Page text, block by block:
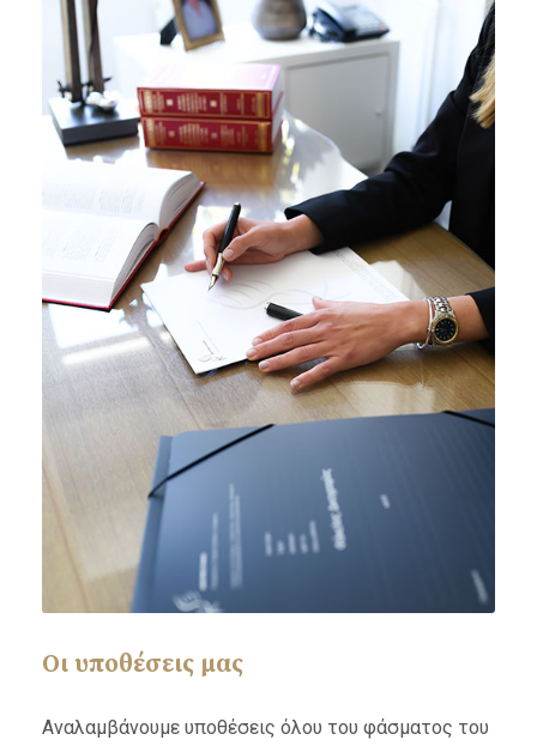
Οι υποθέσεις μας
Αναλαμβάνουμε υποθέσεις όλου του φάσματος του